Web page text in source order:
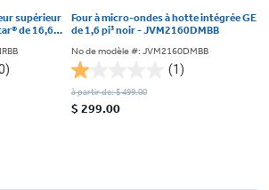
supérieur
de 16,6
Four à micro-ondes à hotte intégrée GE
de 1,6 pi³ noir - JVM2160DMBB
No de modèle #: JVM2160DMBB
(1)
1.0
étoile(s)
sur
à partir de: $ 499.00
$ 299.00